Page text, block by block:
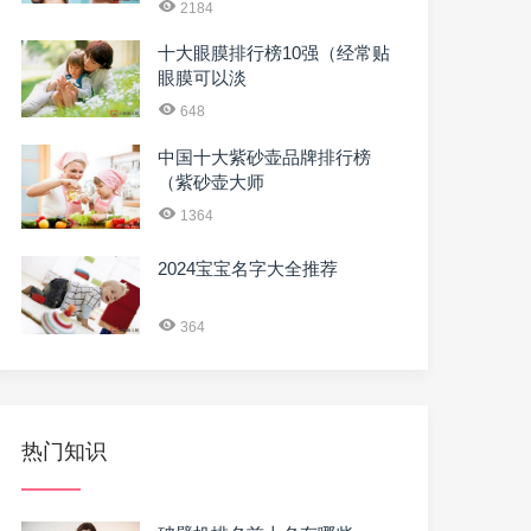
2184
十大眼膜排行榜10强（经常贴
眼膜可以淡
648
中国十大紫砂壶品牌排行榜
（紫砂壶大师
1364
2024宝宝名字大全推荐
364
热门知识